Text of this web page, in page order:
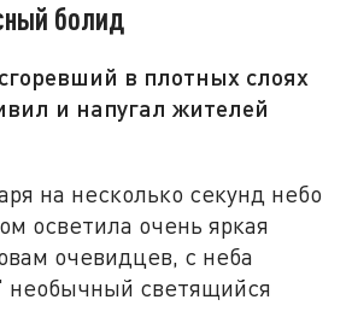
болид
в плотных слоях
и напугал жителей
на несколько секунд небо
осветила очень яркая
очевидцев, с неба
необычный светящийся